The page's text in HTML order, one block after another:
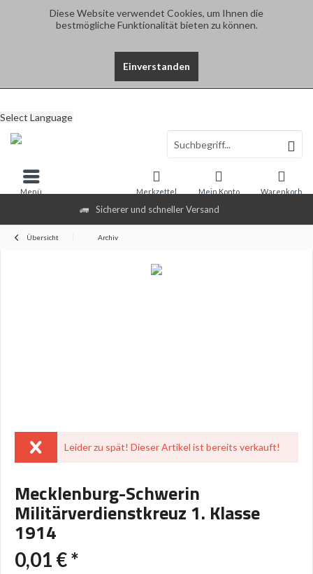
Diese Website verwendet Cookies, um Ihnen die
bestmögliche Funktionalität bieten zu können.
Einverstanden
Sicherer und schneller Versand
Select Language
Warenkorb
Merkzettel Mein Konto
Menü
Übersicht Archiv
Leider zu spät! Dieser Artikel ist bereits verkauft!
Mecklenburg-Schwerin
Militärverdienstkreuz 1. Klasse
1914
0,01 € *